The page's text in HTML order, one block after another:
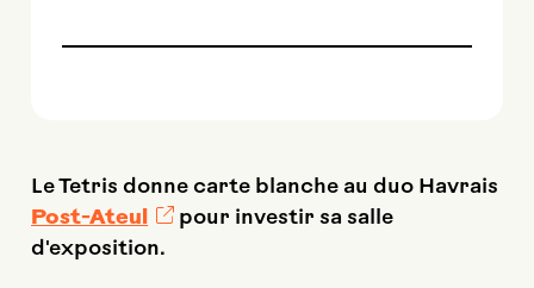
Le Tetris donne carte blanche au duo Havrais
Post-Ateul
pour investir sa salle
d'exposition.